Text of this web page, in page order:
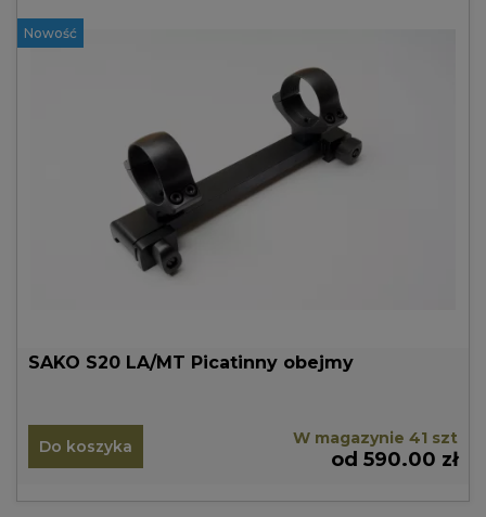
Nowość
SAKO S20 LA/MT Picatinny obejmy
Do koszyka W magazynie 41 szt
od 590.00 zł